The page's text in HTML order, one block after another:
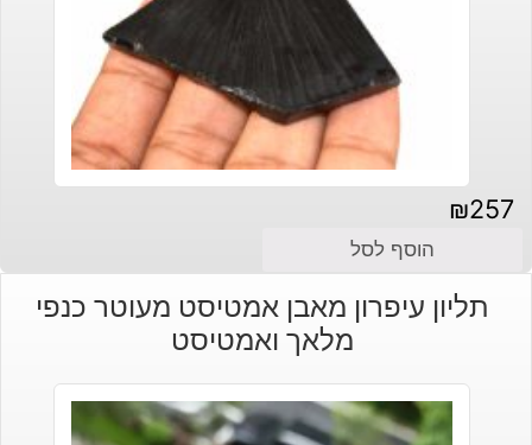
₪257
הוסף לסל
תליון עיפרון מאבן אמטיסט מעוטר כנפי
מלאך ואמטיסט